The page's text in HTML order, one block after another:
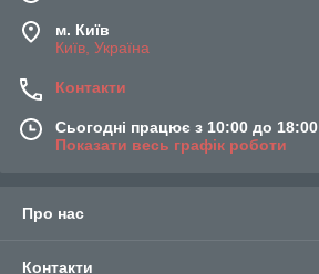
м. Київ
Київ, Україна
Контакти
Сьогодні працює з 10:00 до 18:00
Показати весь графік роботи
Про нас
Контакти